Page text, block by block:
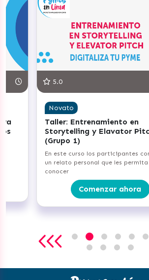
5.0
Novato
Taller: Entrenamiento en
Storytelling y Elavator
(Grupo 1)
En este curso los participantes
un relato personal que les
conocer
Comenzar ahora